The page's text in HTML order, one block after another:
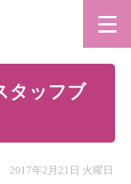
タッフブ
2017年2月21日 火曜日